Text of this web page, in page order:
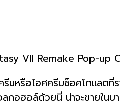
มหรือไอศครีมช็อคโกแลต
กอฮอล์ด้วยนี่ น่าจะขายใน